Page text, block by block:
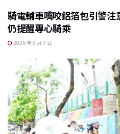
騎電輔車嘴咬鋁箔包引警
仍提醒專心騎乘
2026 年 8 月 9 日